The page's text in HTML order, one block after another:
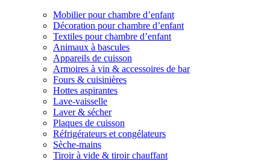
Mobilier pour chambre d’enfant
Décoration pour chambre d’enfant
Textiles pour chambre d’enfant
Animaux à bascules
Appareils de cuisson
Armoires à vin & accessoires de bar
Fours & cuisinières
Hottes aspirantes
Lave-vaisselle
Laver & sécher
Plaques de cuisson
Réfrigérateurs et congélateurs
Sèche-mains
Tiroir à vide & tiroir chauffant